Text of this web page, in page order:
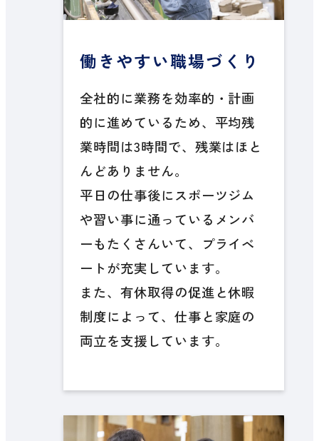
働きやすい職場づくり
全社的に業務を効率的・計画
的に進めているため、平均残
業時間は3時間で、残業はほと
んどありません。
平日の仕事後にスポーツジム
や習い事に通っているメンバ
ーもたくさんいて、プライベ
ートが充実しています。
また、有休取得の促進と休暇
制度によって、仕事と家庭の
両立を支援しています。